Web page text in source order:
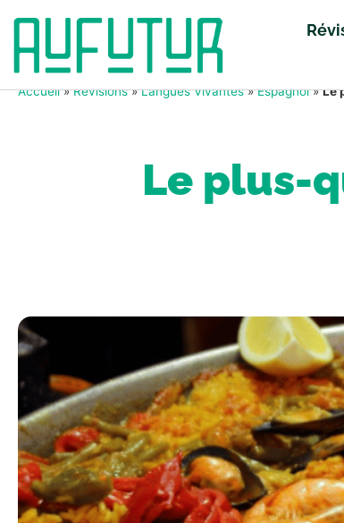
Accueil»Révisions»Langues Vivantes»Espagnol»Le
Le plus-